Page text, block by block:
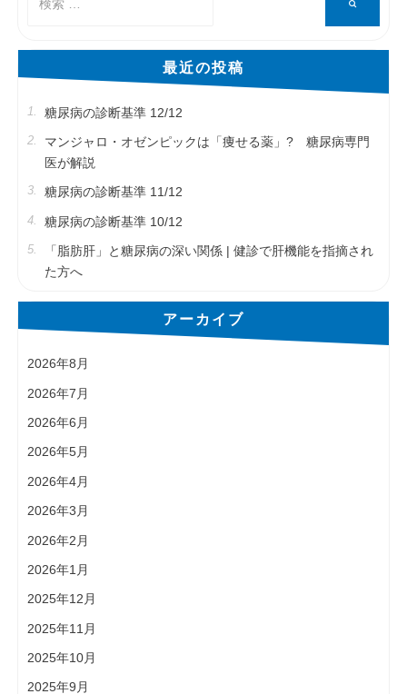
象:
最近の投稿
糖尿病の診断基準 12/12
マンジャロ・オゼンピックは「痩せる薬」? 糖尿病専門
医が解説
糖尿病の診断基準 11/12
糖尿病の診断基準 10/12
「脂肪肝」と糖尿病の深い関係 | 健診で肝機能を指摘され
た方へ
アーカイブ
2026年8月
2026年7月
2026年6月
2026年5月
2026年4月
2026年3月
2026年2月
2026年1月
2025年12月
2025年11月
2025年10月
2025年9月